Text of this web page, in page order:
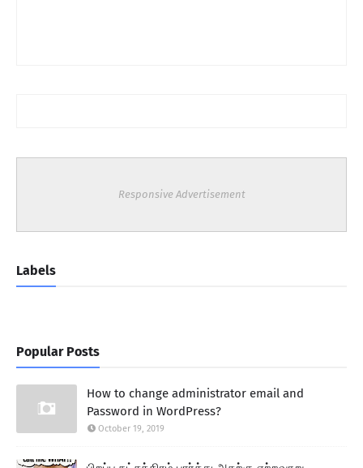
Responsive Advertisement
Labels
Popular Posts
How to change administrator email and
Password in WordPress?
October 19, 2019